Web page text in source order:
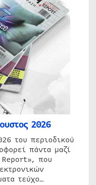
2026
του περιοδικού
πάντα μαζί
που
τεύχο…